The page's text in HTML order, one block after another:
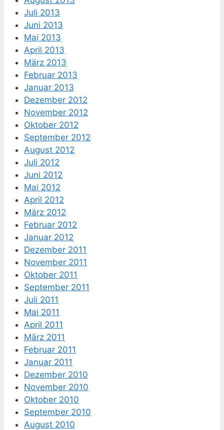
Juli 2013
Juni 2013
Mai 2013
April 2013
März 2013
Februar 2013
Januar 2013
Dezember 2012
November 2012
Oktober 2012
September 2012
August 2012
Juli 2012
Juni 2012
Mai 2012
April 2012
März 2012
Februar 2012
Januar 2012
Dezember 2011
November 2011
Oktober 2011
September 2011
Juli 2011
Mai 2011
April 2011
März 2011
Februar 2011
Januar 2011
Dezember 2010
November 2010
Oktober 2010
September 2010
August 2010